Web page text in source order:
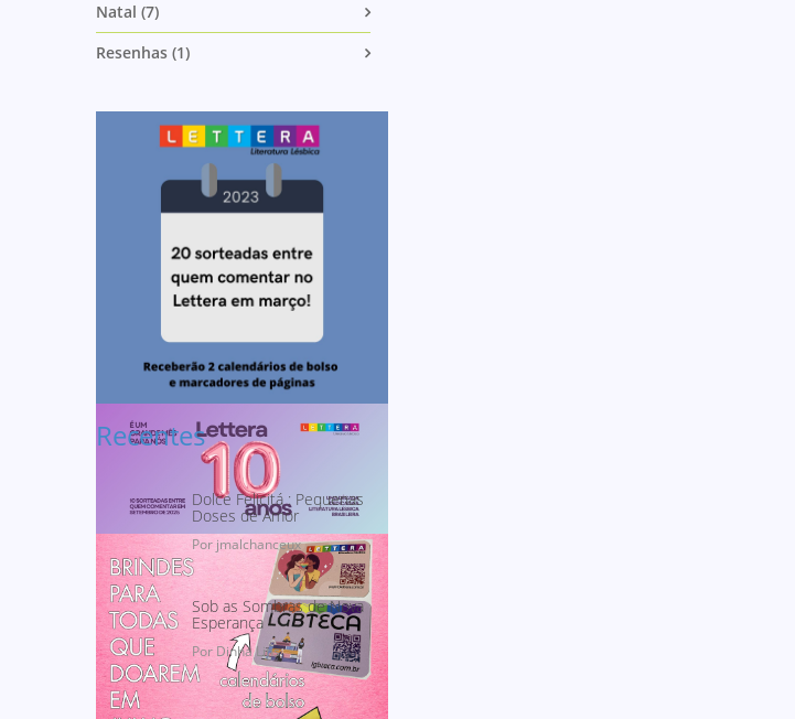
Natal (7)
Resenhas (1)
Recentes
Dolce Felicitá : Pequenas
Doses de Amor
Por jmalchanceux
Sob as Sombras de Nova
Esperança
Por Dinha Lins